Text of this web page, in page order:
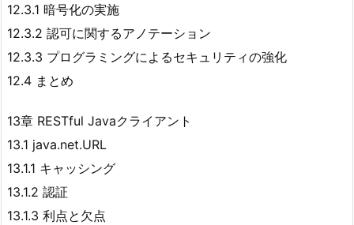
12.3.1 暗号化の実施
12.3.2 認可に関するアノテーション
12.3.3 プログラミングによるセキュリティの強化
12.4 まとめ
13章 RESTful Javaクライアント
13.1 java.net.URL
13.1.1 キャッシング
13.1.2 認証
13.1.3 利点と欠点